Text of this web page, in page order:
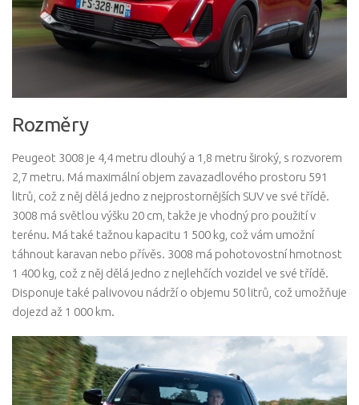
Rozměry
Peugeot 3008 je 4,4 metru dlouhý a 1,8 metru široký, s rozvorem
2,7 metru. Má maximální objem zavazadlového prostoru 591
litrů, což z něj dělá jedno z nejprostornějších SUV ve své třídě.
3008 má světlou výšku 20 cm, takže je vhodný pro použití v
terénu. Má také tažnou kapacitu 1 500 kg, což vám umožní
táhnout karavan nebo přívěs. 3008 má pohotovostní hmotnost
1 400 kg, což z něj dělá jedno z nejlehčích vozidel ve své třídě.
Disponuje také palivovou nádrží o objemu 50 litrů, což umožňuje
dojezd až 1 000 km.